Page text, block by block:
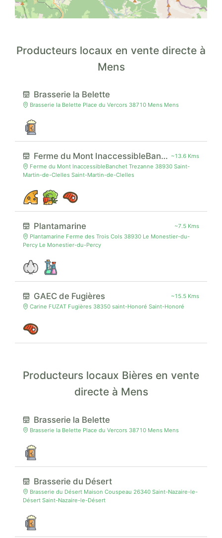
Producteurs locaux en vente directe à
Mens
Brasserie la Belette
Brasserie la Belette Place du Vercors 38710 Mens Mens
Ferme du Mont InaccessibleBanchet ~13.6 Kms
Ferme du Mont InaccessibleBanchet Trezanne 38930 Saint-
Martin-de-Clelles Saint-Martin-de-Clelles
Plantamarine
~7.5 Kms
Plantamarine Ferme des Trois Cols 38930 Le Monestier-du-
Percy Le Monestier-du-Percy
GAEC de Fugières
~15.5 Kms
Carine FUZAT Fugières 38350 saint-Honoré Saint-Honoré
Producteurs locaux Bières en vente
directe à Mens
Brasserie la Belette
Brasserie la Belette Place du Vercors 38710 Mens Mens
Brasserie du Désert
Brasserie du Désert Maison Couspeau 26340 Saint-Nazaire-le-
Désert Saint-Nazaire-le-Désert